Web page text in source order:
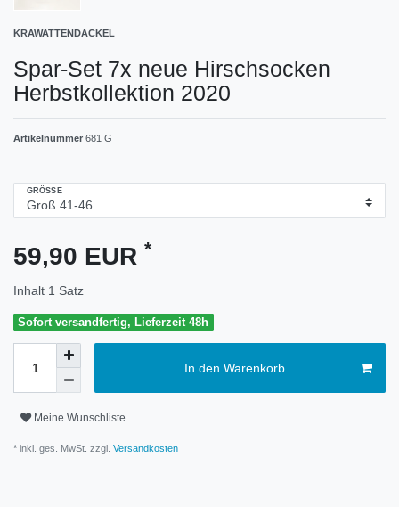
KRAWATTENDACKEL
Spar-Set 7x neue Hirschsocken
Herbstkollektion 2020
Artikelnummer 681 G
GRÖSSE
59,90 EUR *
Inhalt 1 Satz
Sofort versandfertig, Lieferzeit 48h
In den Warenkorb
Meine Wunschliste
* inkl. ges. MwSt. zzgl. Versandkosten